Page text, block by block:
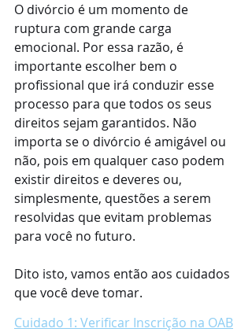
O divórcio é um momento de
ruptura com grande carga
emocional. Por essa razão, é
importante escolher bem o
profissional que irá conduzir esse
processo para que todos os seus
direitos sejam garantidos. Não
importa se o divórcio é amigável ou
não, pois em qualquer caso podem
existir direitos e deveres ou,
simplesmente, questões a serem
resolvidas que evitam problemas
para você no futuro.
Dito isto, vamos então aos cuidados
que você deve tomar.
Cuidado 1: Verificar Inscrição na OAB